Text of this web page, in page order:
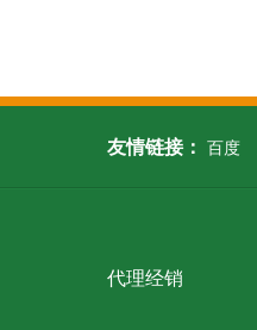
友情链接： 百度
代理经销